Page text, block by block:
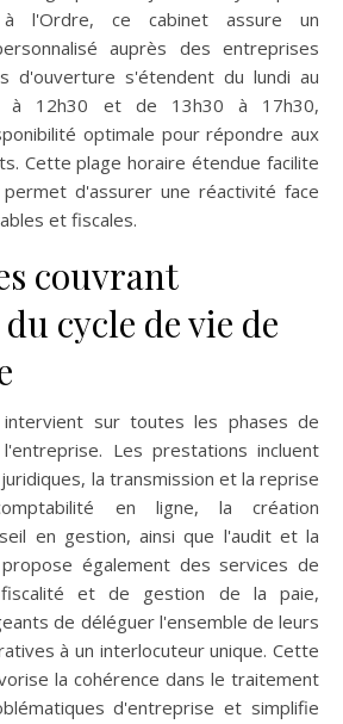
à l'Ordre, ce cabinet assure un
auprès des entreprises
d'ouverture s'étendent du lundi au
à 12h30 et de 13h30 à 17h30,
optimale pour répondre aux
Cette plage horaire étendue facilite
d'assurer une réactivité face
et fiscales.
couvrant
cycle de vie de
intervient sur toutes les phases de
Les prestations incluent
la transmission et la reprise
en ligne, la création
en gestion, ainsi que l'audit et la
également des services de
et de gestion de la paie,
de déléguer l'ensemble de leurs
à un interlocuteur unique. Cette
la cohérence dans le traitement
d'entreprise et simplifie